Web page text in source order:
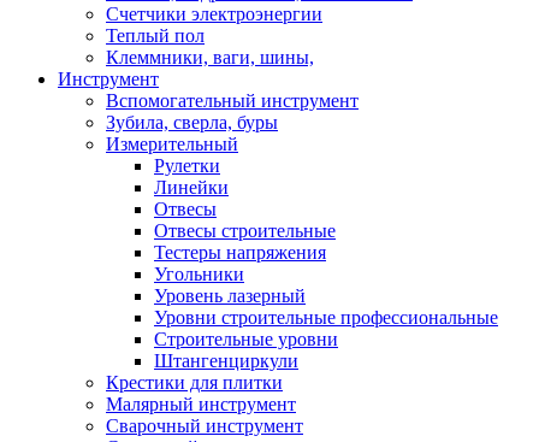
Счетчики электроэнергии
Теплый пол
Клеммники, ваги, шины,
Инструмент
Вспомогательный инструмент
Зубила, сверла, буры
Измерительный
Рулетки
Линейки
Отвесы
Отвесы строительные
Тестеры напряжения
Угольники
Уровень лазерный
Уровни строительные профессиональные
Строительные уровни
Штангенциркули
Крестики для плитки
Малярный инструмент
Сварочный инструмент